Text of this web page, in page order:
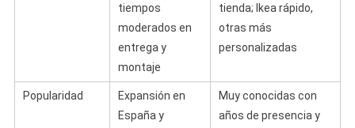
tiempos
moderados en
entrega y
montaje
tienda; Ikea rápido,
otras más
personalizadas
Popularidad
Expansión en
España y
Muy conocidas con
años de presencia y